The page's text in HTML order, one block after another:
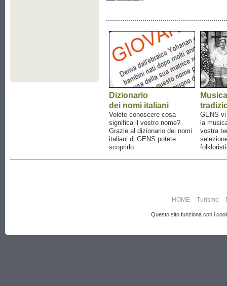
Dizionario
dei nomi italiani
Volete conoscere cosa
significa il vostro nome?
Grazie al dizionario dei nomi
italiani di GENS potete
scoprirlo.
Musica
GENS
la
vostra
HOME Turismo
Questo sito funziona con i